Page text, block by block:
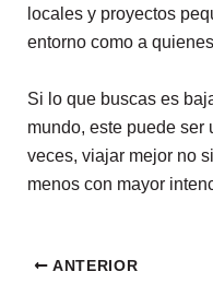
locales y proyectos
entorno como a
Si lo que buscas es
mundo, este puede ser
veces, viajar mejor no
menos con mayor
ANTERIOR